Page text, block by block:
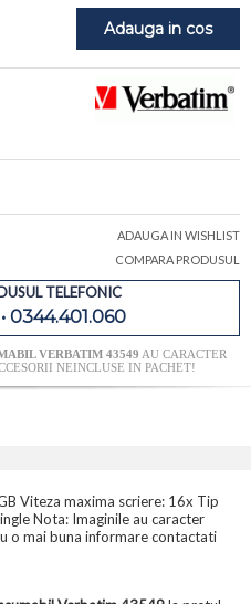
Adauga in cos
ADAUGA IN WISHLIST
COMPARA PRODUSUL
TELEFONIC
0344.401.060
VERBATIM 43549 AU CARACTER
NEINCLUSE IN PACHET!
Viteza maxima scriere: 16x Tip
Nota: Imaginile au caracter
o mai buna informare contactati